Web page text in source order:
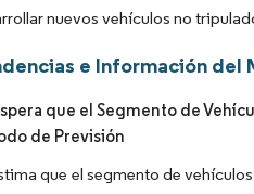
nuevos vehículos no
e Información del
que el Segmento de
de Previsión
que el segmento de